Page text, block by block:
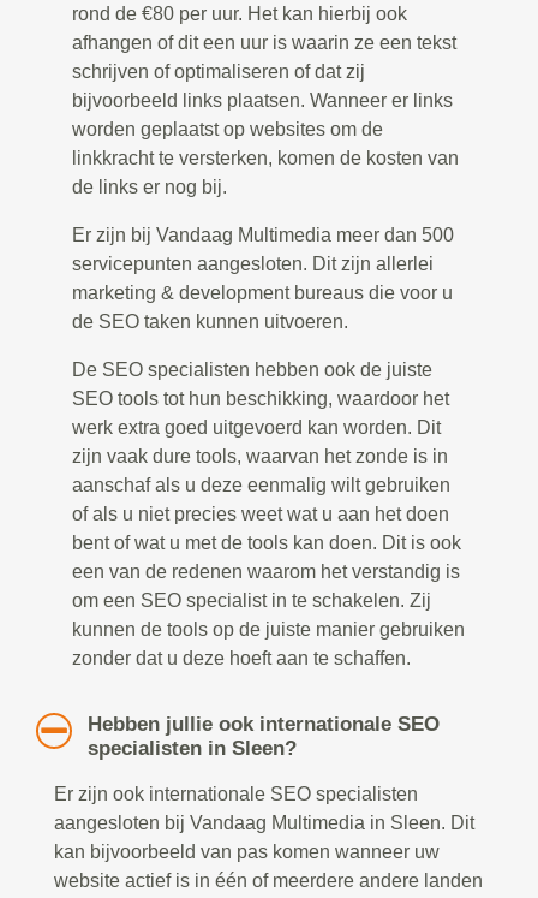
rond de €80 per uur. Het kan hierbij ook
afhangen of dit een uur is waarin ze een tekst
schrijven of optimaliseren of dat zij
bijvoorbeeld links plaatsen. Wanneer er links
worden geplaatst op websites om de
linkkracht te versterken, komen de kosten van
de links er nog bij.
Er zijn bij Vandaag Multimedia meer dan 500
servicepunten aangesloten. Dit zijn allerlei
marketing & development bureaus die voor u
de SEO taken kunnen uitvoeren.
De SEO specialisten hebben ook de juiste
SEO tools tot hun beschikking, waardoor het
werk extra goed uitgevoerd kan worden. Dit
zijn vaak dure tools, waarvan het zonde is in
aanschaf als u deze eenmalig wilt gebruiken
of als u niet precies weet wat u aan het doen
bent of wat u met de tools kan doen. Dit is ook
een van de redenen waarom het verstandig is
om een SEO specialist in te schakelen. Zij
kunnen de tools op de juiste manier gebruiken
zonder dat u deze hoeft aan te schaffen.
Hebben jullie ook internationale SEO
specialisten in Sleen?
Er zijn ook internationale SEO specialisten
aangesloten bij Vandaag Multimedia in Sleen. Dit
kan bijvoorbeeld van pas komen wanneer uw
website actief is in één of meerdere andere landen